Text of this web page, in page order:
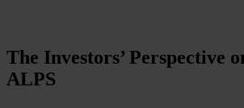
The Investors’ Perspective
ALPS